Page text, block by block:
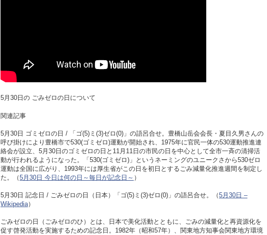
5月30日の ごみゼロの日について
関連記事
5月30日 ゴミゼロの日 / 「ゴ(5)ミ(3)ゼロ(0)」の語呂合せ。豊橋山岳会会長・夏目久男さんの
呼び掛けにより豊橋市で530(ゴミゼロ)運動が開始され、1975年に官民一体の530運動推進連
絡会が設立、5月30日のゴミゼロの日と11月11日の市民の日を中心として全市一斉の清掃活
動が行われるようになった。「530(ゴミゼロ)」というネーミングのユニークさから530ゼロ
運動は全国に広がり、1993年には厚生省がこの日を初日とするごみ減量化推進週間を制定し
た。（5月30日 今日は何の日～毎日が記念日～ ）
5月30日 記念日 / ごみゼロの日（日本）「ゴ(5)ミ(3)ゼロ(0)」の語呂合せ。（5月30日 –
Wikipedia）
ごみゼロの日（ごみゼロのひ）とは、日本で美化活動とともに、ごみの減量化と再資源化を
促す啓発活動を実施するための記念日。1982年（昭和57年）、関東地方知事会関東地方環境